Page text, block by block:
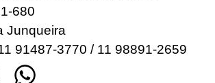
680
Junqueira
91487-3770 / 11 98891-2659